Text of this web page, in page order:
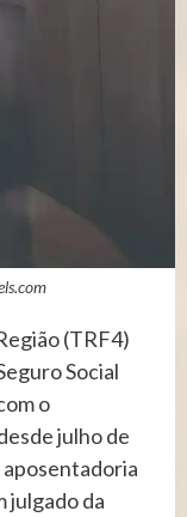
(TRF4)
Social
o
julho de
julgado da